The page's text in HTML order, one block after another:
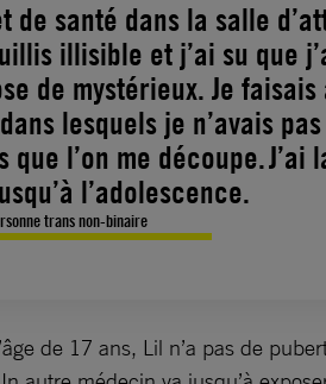
de santé dans la salle
illisible et j’ai su que
de mystérieux. Je
lesquels je n’avais
l’on me découpe. J’ai
l’adolescence.
trans non-binaire
de 17 ans, Lil n’a pas de